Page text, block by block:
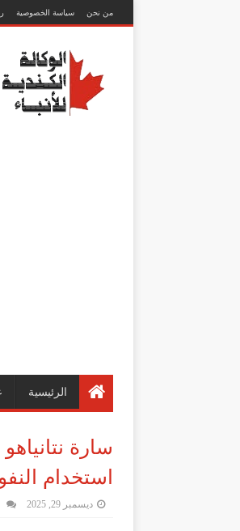
من نحن سياسة الخصوصية
الرئيسية
سارة
استخدام
ديسمبر 29, 2025